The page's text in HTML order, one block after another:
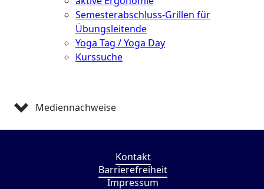
Semesterabschluss-Grillen für
Übungsleitende
Yoga Tag / Yoga Day
Kurssuche
Mediennachweise
Kontakt
Barrierefreiheit
Impressum